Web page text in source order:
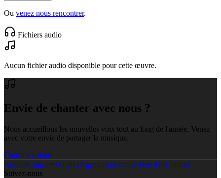
Ou venez nous rencontrer.
Fichiers audio
Aucun fichier audio disponible pour cette œuvre.
Envie de chanter avec nous ?
Nous accueillons les nouvelles voix tout au long de l'année. Venez
avec votre envie de partager la musique.
Contactez-nous
AccueilConcertsŒuvresAgendaRejoindreLivre d'orContact
Suivez-nous